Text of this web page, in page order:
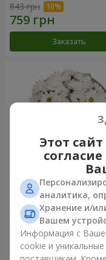
843 грн
Заказать
Букет "Киото" из 5
хризантем
1 110 грн
Заказать
Этот
аналитика,
Хранение и/
Вашем
Информация с
cookie и